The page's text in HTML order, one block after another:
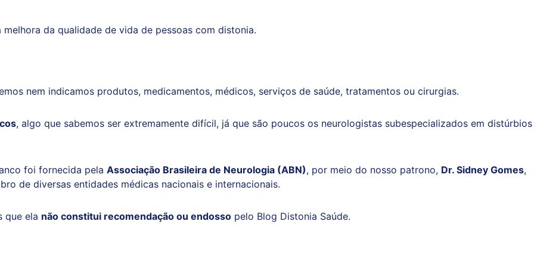
da qualidade de vida de pessoas com distonia.
nem indicamos produtos, medicamentos, médicos, serviços de saúde, tratamentos ou cirurgias.
, algo que sabemos ser extremamente difícil, já que são poucos os neurologistas subespecializados em distúrbios
foi fornecida pela Associação Brasileira de Neurologia (ABN), por meio do nosso patrono, Dr. Sidney Gomes,
de diversas entidades médicas nacionais e internacionais.
que ela não constitui recomendação ou endosso pelo Blog Distonia Saúde.